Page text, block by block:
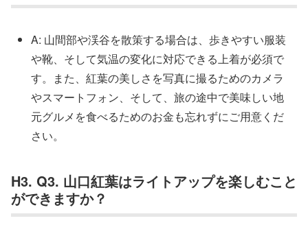
A: 山間部や渓谷を散策する場合は、歩きやすい服装
や靴、そして気温の変化に対応できる上着が必須で
す。また、紅葉の美しさを写真に撮るためのカメラ
やスマートフォン、そして、旅の途中で美味しい地
元グルメを食べるためのお金も忘れずにご用意くだ
さい。
H3. Q3. 山口紅葉はライトアップを楽しむこと
ができますか？